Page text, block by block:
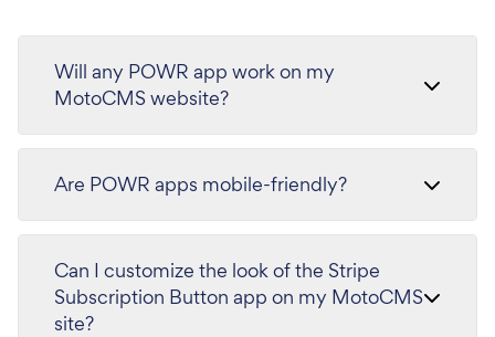
Will any POWR app work on my
MotoCMS website?
Are POWR apps mobile-friendly?
Can I customize the look of the Stripe
Subscription Button app on my MotoCMS
site?